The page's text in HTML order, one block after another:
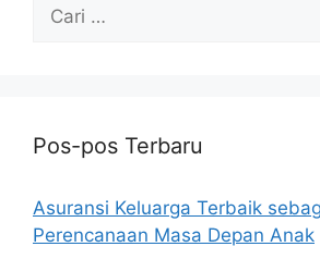
untuk:
Pos-pos Terbaru
Asuransi Keluarga Terbaik
Perencanaan Masa Depan Anak